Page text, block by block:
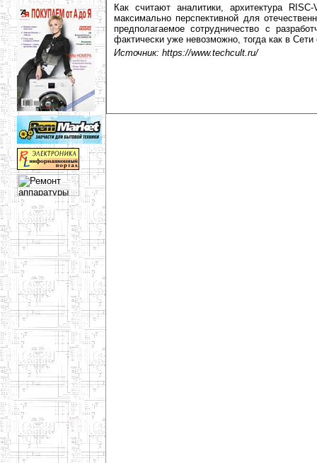
Как считают аналитики, архитектура
максимально перспективной для
предполагаемое сотрудничество с
фактически уже невозможно, тогда как в
Источник: https://www.techcult.ru/